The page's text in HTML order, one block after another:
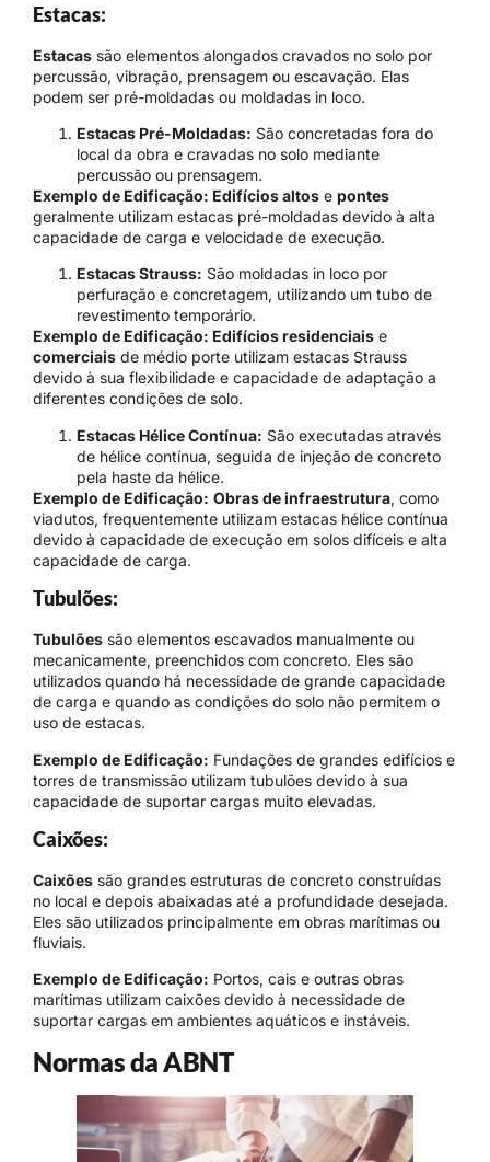
Estacas:
Estacas são elementos alongados cravados no solo por
percussão, vibração, prensagem ou escavação. Elas
podem ser pré-moldadas ou moldadas in loco.
Estacas Pré-Moldadas: São concretadas fora do
local da obra e cravadas no solo mediante
percussão ou prensagem.
Exemplo de Edificação: Edifícios altos e pontes
geralmente utilizam estacas pré-moldadas devido à alta
capacidade de carga e velocidade de execução.
Estacas Strauss: São moldadas in loco por
perfuração e concretagem, utilizando um tubo de
revestimento temporário.
Exemplo de Edificação: Edifícios residenciais e
comerciais de médio porte utilizam estacas Strauss
devido à sua flexibilidade e capacidade de adaptação a
diferentes condições de solo.
Estacas Hélice Contínua: São executadas através
de hélice contínua, seguida de injeção de concreto
pela haste da hélice.
Exemplo de Edificação: Obras de infraestrutura, como
viadutos, frequentemente utilizam estacas hélice contínua
devido à capacidade de execução em solos difíceis e alta
capacidade de carga.
Tubulões:
Tubulões são elementos escavados manualmente ou
mecanicamente, preenchidos com concreto. Eles são
utilizados quando há necessidade de grande capacidade
de carga e quando as condições do solo não permitem o
uso de estacas.
Exemplo de Edificação: Fundações de grandes edifícios e
torres de transmissão utilizam tubulões devido à sua
capacidade de suportar cargas muito elevadas.
Caixões:
Caixões são grandes estruturas de concreto construídas
no local e depois abaixadas até a profundidade desejada.
Eles são utilizados principalmente em obras marítimas ou
fluviais.
Exemplo de Edificação: Portos, cais e outras obras
marítimas utilizam caixões devido à necessidade de
suportar cargas em ambientes aquáticos e instáveis.
Normas da ABNT